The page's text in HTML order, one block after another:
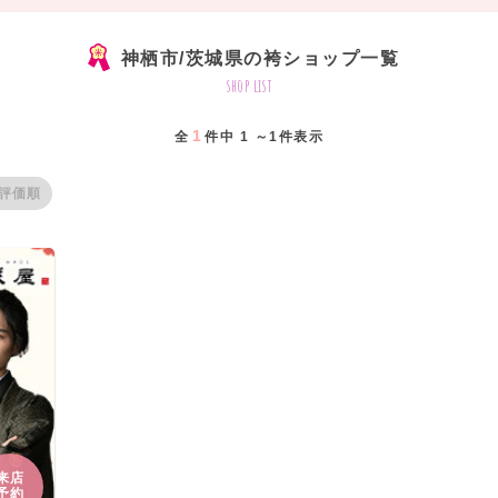
神栖市/茨城県の袴ショップ一覧
shop list
全 1 件中 1 ～1件表示
価順
店
約